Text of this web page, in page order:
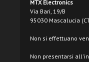
MTX Electronics
Via Bari, 19/B
95030 Mascalucia
Non si effettuano
Non presentarsi